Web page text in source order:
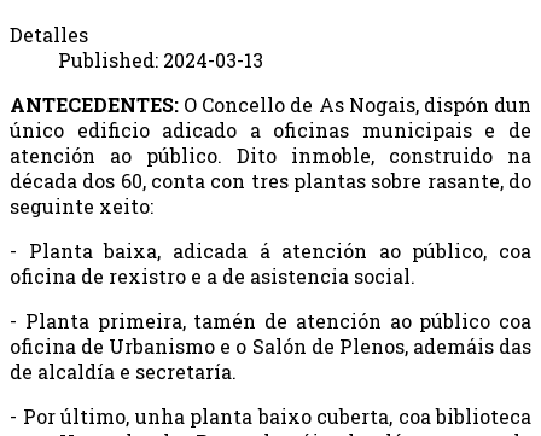
Detalles
Published: 2024-03-13
ANTECEDENTES: O Concello de As Nogais, dispón dun
único edificio adicado a oficinas municipais e de
atención ao público. Dito inmoble, construido na
década dos 60, conta con tres plantas sobre rasante, do
seguinte xeito:
- Planta baixa, adicada á atención ao público, coa
oficina de rexistro e a de asistencia social.
- Planta primeira, tamén de atención ao público coa
oficina de Urbanismo e o Salón de Plenos, ademáis das
de alcaldía e secretaría.
- Por último, unha planta baixo cuberta, coa biblioteca